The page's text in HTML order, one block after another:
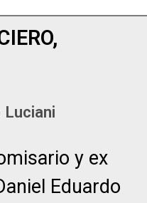
,
Luciani
y ex
Eduardo